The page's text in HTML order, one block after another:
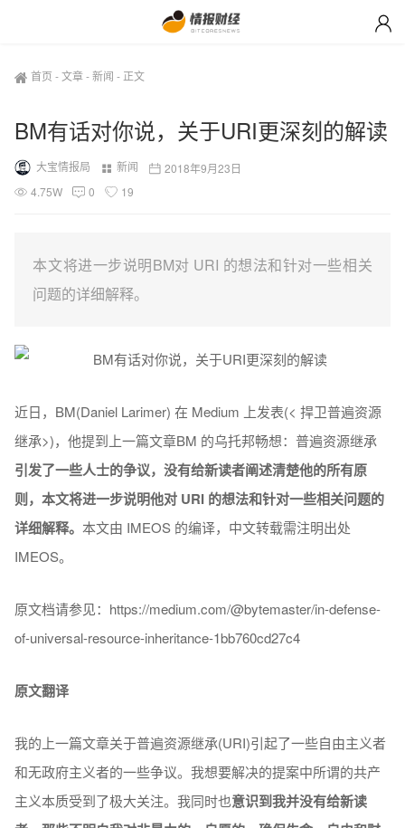
首页 -文章-新闻 - 正文
BM有话对你说，关于URI更深刻的解读
大宝情报局 新闻
2018年9月23日
4.75W
0 19
本文将进一步说明BM对 URI 的想法和针对一些相关
问题的详细解释。
近日，BM(Daniel Larimer) 在 Medium 上发表(< 捍卫普遍资源
继承>)，他提到上一篇文章BM 的乌托邦畅想：普遍资源继承
引发了一些人士的争议，没有给新读者阐述清楚他的所有原
则，本文将进一步说明他对 URI 的想法和针对一些相关问题的
详细解释。本文由 IMEOS 的编译，中文转载需注明出处
IMEOS。
原文档请参见：https://medium.com/@bytemaster/in-defense-
of-universal-resource-inheritance-1bb760cd27c4
原文翻译
我的上一篇文章关于普遍资源继承(URI)引起了一些自由主义者
和无政府主义者的一些争议。我想要解决的提案中所谓的共产
主义本质受到了极大关注。我同时也意识到我并没有给新读